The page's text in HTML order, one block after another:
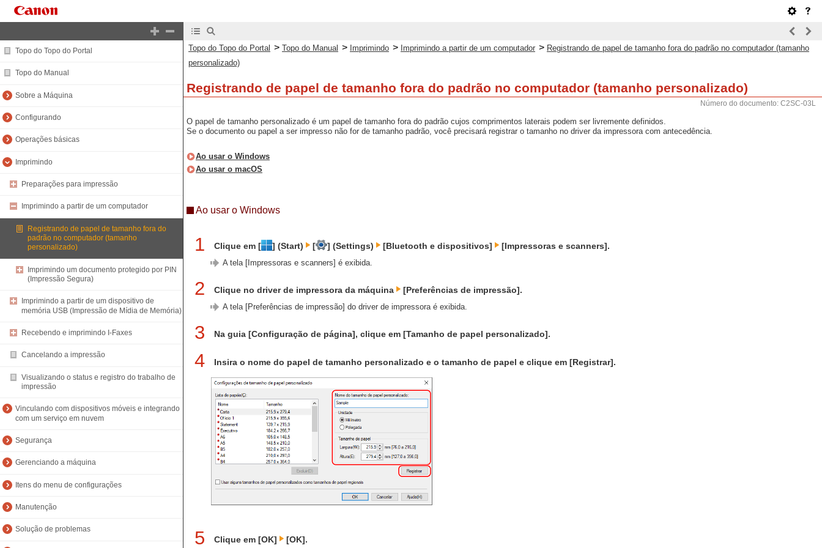
Topo do Topo do Portal
Topo do Manual
Sobre a Máquina
Configurando
Operações básicas
Imprimindo
Preparações para impressão
Imprimindo a partir de um computador
Registrando de papel de tamanho fora do
padrão no computador (tamanho
personalizado)
Imprimindo um documento protegido por PIN
(Impressão Segura)
Imprimindo a partir de um dispositivo de
memória USB (Impressão de Mídia de Memória)
Recebendo e imprimindo I-Faxes
Cancelando a impressão
Visualizando o status e registro do trabalho de
impressão
Vinculando com dispositivos móveis e integrando
com um serviço em nuvem
Segurança
Gerenciando a máquina
Itens do menu de configurações
Manutenção
Solução de problemas
Topo do Topo do Portal > Topo do Manual > Imprimindo > Imprimindo a partir de um computador > Registrando de papel de tamanho fora do padrão no computador (tamanho
personalizado)
Registrando de papel de tamanho fora do padrão no computador (tamanho personalizado)
Número do documento: C2SC-03L
O papel de tamanho personalizado é um papel de tamanho fora do padrão cujos comprimentos laterais podem ser livremente definidos.
Se o documento ou papel a ser impresso não for de tamanho padrão, você precisará registrar o tamanho no driver da impressora com antecedência.
Ao usar o Windows
Ao usar o macOS
Ao usar o Windows
1 Clique em [ ] (Start) [ ] (Settings) [Bluetooth e dispositivos] [Impressoras e scanners].
A tela [Impressoras e scanners] é exibida.
2 Clique no driver de impressora da máquina [Preferências de impressão].
A tela [Preferências de impressão] do driver de impressora é exibida.
3 Na guia [Configuração de página], clique em [Tamanho de papel personalizado].
4 Insira o nome do papel de tamanho personalizado e o tamanho de papel e clique em [Registrar].
5 Clique em [OK] [OK].